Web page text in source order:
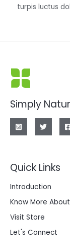
turpis luctus
Simply
Quick Links
Introduction
Know More
Visit Store
Let's Connect